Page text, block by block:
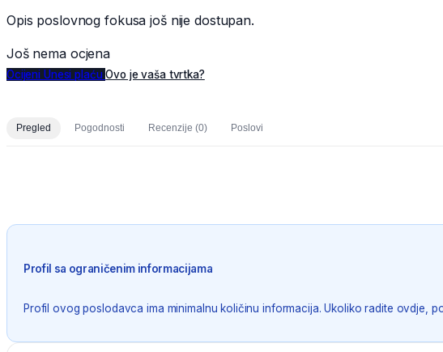
Opis poslovnog fokusa još nije dostupan.
Još nema ocjena
Ocijeni Unesi plaćuOvo je vaša tvrtka?
Pregled Pogodnosti Recenzije (0) Poslovi
Profil sa ograničenim informacijama
Profil ovog poslodavca ima minimalnu količinu informacija. Ukoliko radite ovdje,